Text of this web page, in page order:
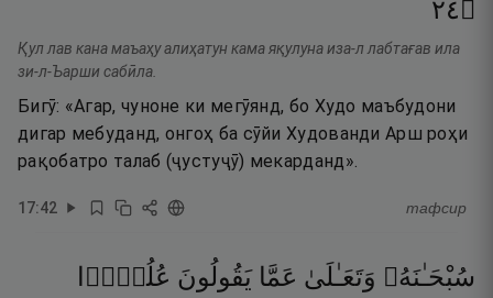
۝٤٢
Қул лав кана маъаҳу алиҳатун кама яқулуна иза-л лабтағав ила
зи-л-Ъарши сабӣла.
Бигӯ: «Агар, чуноне ки мегӯянд, бо Худо маъбудони
дигар мебуданд, онгоҳ ба сӯйи Худованди Арш роҳи
рақобатро талаб (ҷустуҷӯ) мекарданд».
17:42 тафсир
سُبْحَـٰنَهُۥ وَتَعَـٰلَىٰ عَمَّا يَقُولُونَ عُلُوًّۭا